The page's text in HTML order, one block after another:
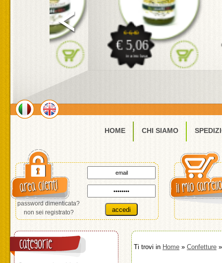
€ 5,20
€ 3,95
iva inclusa
HOME CHI SIAMO
password dimenticata?
non sei registrato?
Ti trovi in Home » Confetture